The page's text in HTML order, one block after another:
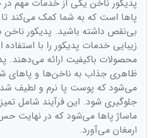
پدیکور ناخن یکی از خدمات مهم
پاها است که به شما کمک می‌کند تا
بی‌نقص داشته باشید. پدیکور ناخن
زیبایی خدمات پدیکور را با
محصولات باکیفیت ارائه می‌دهند.
ظاهری جذاب به ناخن‌ها و پاهای
می‌شود که پوست پا نرم و لطیف
جلوگیری شود. این فرآیند شامل
ماساژ پاها می‌شود که در نهایت حس
ارمغان می‌آورد.